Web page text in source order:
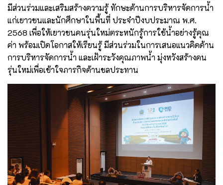
มีส่วนร่วมและเสริมสร้างความรู้ ทักษะด้านการบริหารจัดการน้ำ
แก่เยาวชนและนักศึกษาในพื้นที่ ประจำปีงบประมาณ พ.ศ.
2568 เพื่อให้เยาวชนคนรุ่นใหม่ตระหนักรู้การใช้น้ำอย่างรู้คุณ
ค่า พร้อมเปิดโอกาสให้เรียนรู้ มีส่วนร่วมในการเสนอแนวคิดด้าน
การบริหารจัดการน้ำ และเฝ้าระวังคุณภาพน้ำ มุ่งหวังสร้างคน
รุ่นใหม่เพื่อเข้าใจภารกิจด้านชลประทาน